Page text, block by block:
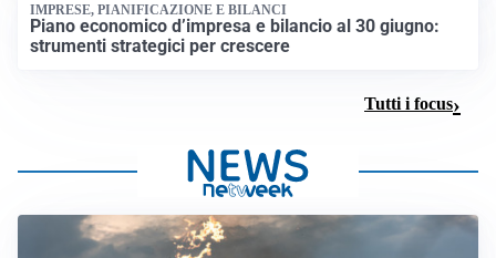
IMPRESE, PIANIFICAZIONE E BILANCI
Piano economico d’impresa e bilancio al 30 giugno:
strumenti strategici per crescere
Tutti i focus